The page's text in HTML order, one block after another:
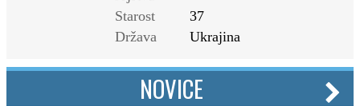
Starost
37
Država
Ukrajina
NOVICE